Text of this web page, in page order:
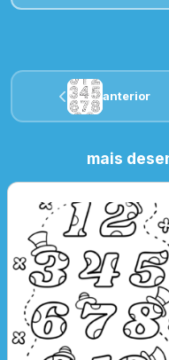
anterior
mais